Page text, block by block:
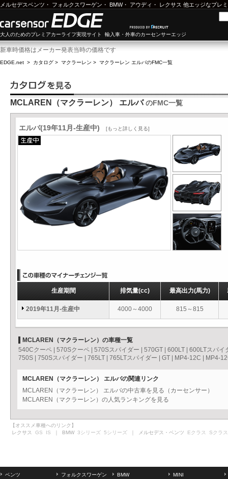
メルセデスベンツ ・ フォルクスワーゲン ・ BMW・ アウディ ・ レクサス 他エッジなプレ
大人のためのプレミアカーライフ実現サイト 輸入車・外車のカーセンサーエッジ
新車時価格はメーカー発表当時の価格です
EDGE.net > カタログ > マクラーレン > マクラーレン エルバのFMC一覧
MCLAREN（マクラーレン） エルバのFMC一覧
エルバ(19年11月-生産中) [もっと詳しく見る]
生産期間 排気量(cc) 最高出力(馬力)
2019年11月-生産中 4000～4000 815～815
MCLAREN（マクラーレン）の車種一覧
540Cクーペ
570Sクーペ 570Sスパイダー 570GT 600LT
600LTスパイ
750S
750Sスパイダー 765LT 765LTスパイダー GT MP4-12C MP4-
MCLAREN（マクラーレン） エルバの関連リンク
MCLAREN（マクラーレン） エルバの中古車を見る（カーセンサー）
MCLAREN（マクラーレン）の人気ランキングを見る
【オススメ車種へのリンク】
レクサス GS IS ｜ BMW 3シリーズ 5シリーズ ｜ メルセデス・ベンツ Eクラス Sクラス
ベンツ フォルクスワーゲン BMW
MINI